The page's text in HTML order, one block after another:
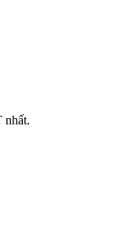
nhất.